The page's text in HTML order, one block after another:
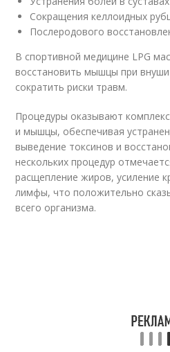
Сокращения келлоидных
Послеродового
В спортивной медицине LPG
восстановить мышцы при
сократить риски травм.
Процедуры оказывают
и мышцы, обеспечивая
выведение токсинов и
нескольких процедур
расщепление жиров, усиление
лимфы, что положительно
всего организма.